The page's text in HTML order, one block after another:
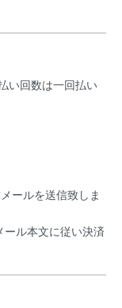
い回数は一回払い
ールを送信致しま
ル本文に従い決済